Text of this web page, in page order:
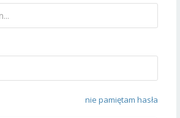
nie pamiętam hasła